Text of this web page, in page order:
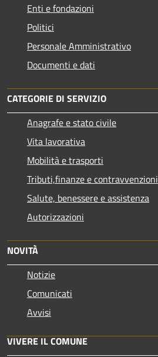
Enti e fondazioni
Politici
Personale Amministrativo
Documenti e dati
CATEGORIE DI SERVIZIO
Anagrafe e stato civile
Vita lavorativa
Mobilità e trasporti
Tributi,finanze e contravvenzioni
Salute, benessere e assistenza
Autorizzazioni
NOVITÀ
Notizie
Comunicati
Avvisi
VIVERE IL COMUNE